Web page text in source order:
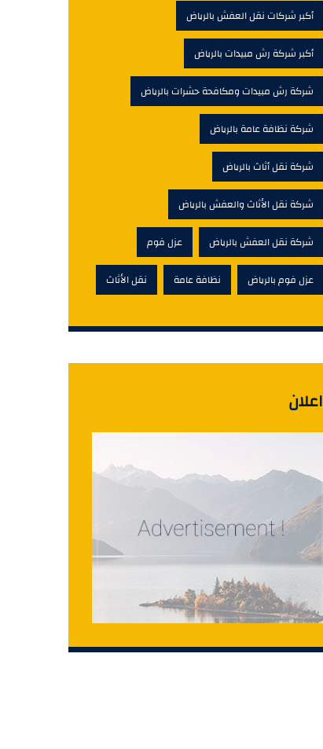
أكبر شركات نقل العفش بالرياض
أكبر شركة رش مبيدات بالرياض
شركة رش مبيدات ومكافحة حشرات بالرياض
شركة نظافة عامة بالرياض
شركة نقل أثاث بالرياض
شركة نقل الأثاث والعفش بالرياض
شركة نقل العفش بالرياض عزل فوم
عزل فوم بالرياض نظافة عامة نقل الأثاث
اعلان